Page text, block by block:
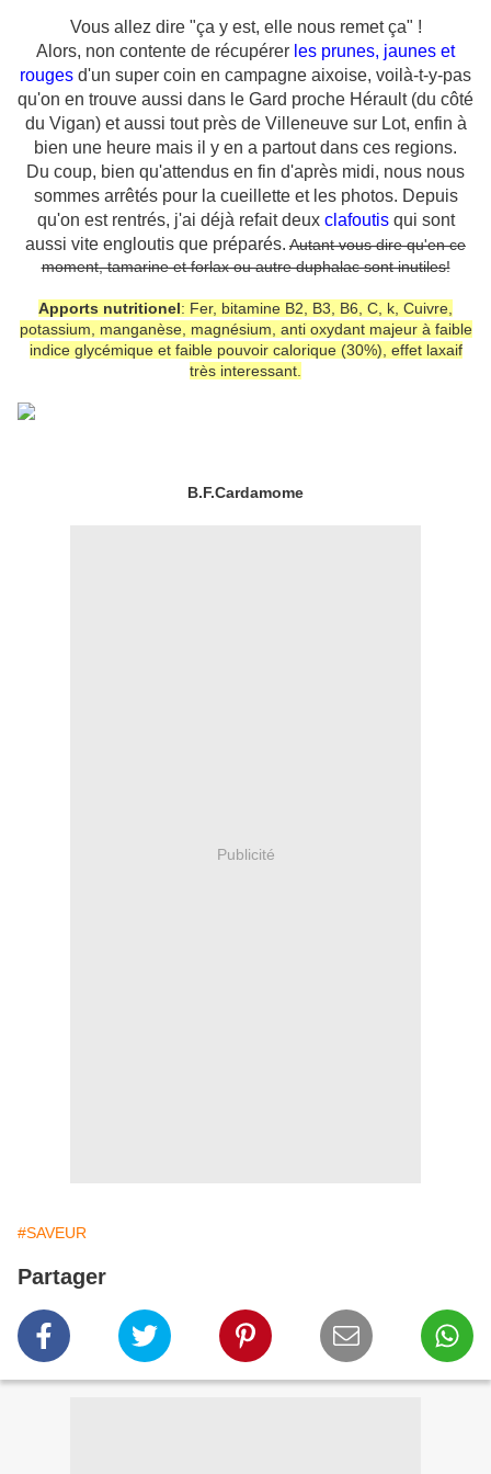
Vous allez dire "ça y est, elle nous remet ça" !
Alors, non contente de récupérer les prunes, jaunes et
rouges d'un super coin en campagne aixoise, voilà-t-y-pas
qu'on en trouve aussi dans le Gard proche Hérault (du côté
du Vigan) et aussi tout près de Villeneuve sur Lot, enfin à
bien une heure mais il y en a partout dans ces regions.
Du coup, bien qu'attendus en fin d'après midi, nous nous
sommes arrêtés pour la cueillette et les photos. Depuis
qu'on est rentrés, j'ai déjà refait deux clafoutisqui sont
aussi vite engloutis que préparés. Autant vous dire qu'en ce
moment, tamarine et forlax ou autre duphalac sont inutiles!
Apports nutritionel: Fer, bitamine B2, B3, B6, C, k, Cuivre,
potassium, manganèse, magnésium, anti oxydant majeur à faible
indice glycémique et faible pouvoir calorique (30%), effet laxaif
très interessant.
B.F.Cardamome
Publicité
#SAVEUR
Partager